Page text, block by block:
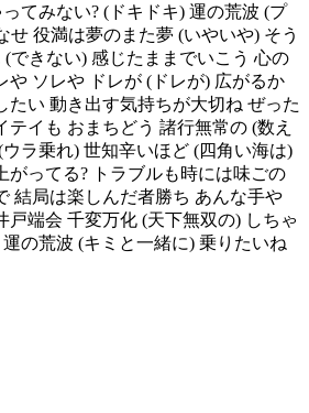
てみない? (ドキドキ) 運の荒波 (プ
せ 役満は夢のまた夢 (いやいや) そう
できない) 感じたままでいこう 心の
や ソレや ドレが (ドレが) 広がるか
たい 動き出す気持ちが大切ね ぜった
テイも おまちどう 諸行無常の (数え
ラ乗れ) 世知辛いほど (四角い海は)
がってる? トラブルも時には味ごの
結局は楽しんだ者勝ち あんな手や
戸端会 千変万化 (天下無双の) しちゃ
の荒波 (キミと一緒に) 乗りたいね